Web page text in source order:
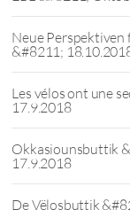
Neue Perspektiven
&#8211;
Les vélos ont une
17.9.2018
Okkasiounsbuttik
17.9.2018
De Vëlosbuttik